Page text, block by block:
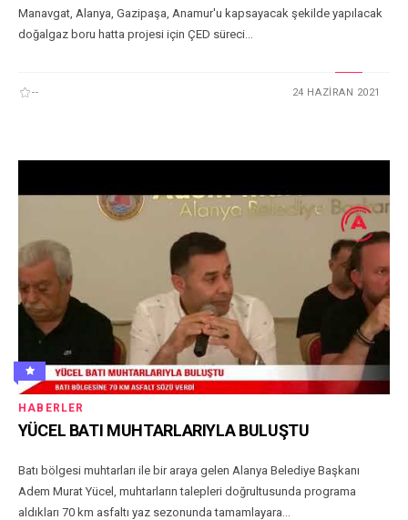
Manavgat, Alanya, Gazipaşa, Anamur'u kapsayacak şekilde yapılacak
doğalgaz boru hatta projesi için ÇED süreci...
-- 24 HAZIRAN 2021
HABERLER
YÜCEL BATI MUHTARLARIYLA BULUŞTU
Batı bölgesi muhtarları ile bir araya gelen Alanya Belediye Başkanı
Adem Murat Yücel, muhtarların talepleri doğrultusunda programa
aldıkları 70 km asfaltı yaz sezonunda tamamlayara...